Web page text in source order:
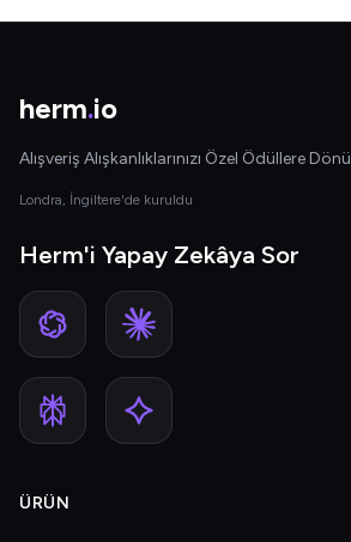
herm.io
Alışveriş Alışkanlıklarınızı Özel Ödüllere
Londra, İngiltere'de kuruldu
Herm'i Yapay Zekâya Sor
ÜRÜN